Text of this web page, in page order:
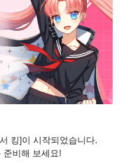
킹]이 시작되었습니다.
준비해 보세요!